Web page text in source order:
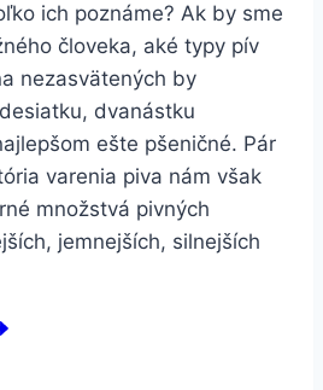
ich poznáme? Ak by sme
človeka, aké typy pív
nezasvätených by
dvanástku
ešte pšeničné. Pár
varenia piva nám však
množstvá pivných
jemnejších, silnejších